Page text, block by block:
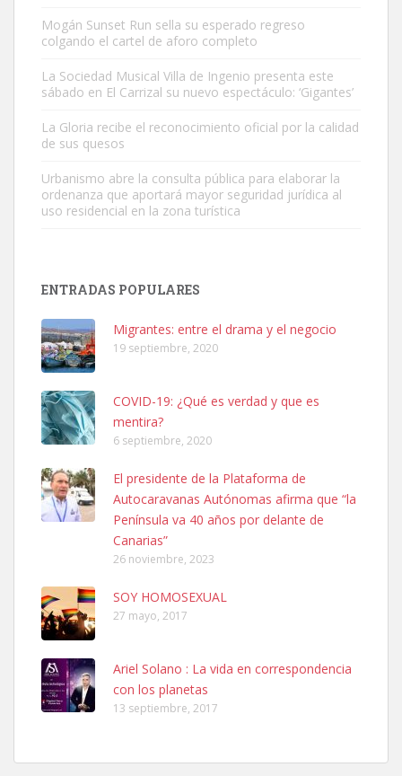
Gato manso encontrado
Este gato macho ha aparecido en la calle hace menos de un mes,
es muy manso y extremadamente cari...
Leales.org » Gran Canaria
SHIBA PERDIDO AVDA JOSE MESA Y LOPEZ
PERRO MACHO RAZA SHIBA CON MICROCHIP PERDIDO HOY
06/07/2025 ZONA MESA Y LOPEZ. ES MUY ASUSTADIZO
Leales.org » Gran Canaria
6.7.2025
Ninfa perdida
El día 5 se los perdió una ninfa papillera, asustada tiene miedo a la
calle, se perdió por la zon...
Mogán Sunset Run sella su esperado regreso
colgando el cartel de aforo completo
La Sociedad Musical Villa de Ingenio presenta este
sábado en El Carrizal su nuevo espectáculo: ‘Gigantes’
La Gloria recibe el reconocimiento oficial por la calidad
de sus quesos
Urbanismo abre la consulta pública para elaborar la
ordenanza que aportará mayor seguridad jurídica al
uso residencial en la zona turística
ENTRADAS POPULARES
Migrantes: entre el drama y el negocio
19 septiembre, 2020
COVID-19: ¿Qué es verdad y que es
mentira?
6 septiembre, 2020
El presidente de la Plataforma de
Autocaravanas Autónomas afirma que “la
Península va 40 años por delante de
Canarias”
26 noviembre, 2023
SOY HOMOSEXUAL
27 mayo, 2017
Ariel Solano : La vida en correspondencia
con los planetas
13 septiembre, 2017